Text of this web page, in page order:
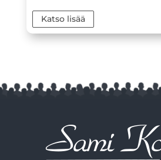
Katso lisää